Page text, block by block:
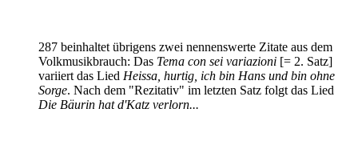
287 beinhaltet übrigens zwei nennenswerte Zitate aus dem
Volkmusikbrauch: Das Tema con sei variazioni [= 2. Satz]
variiert das Lied Heissa, hurtig, ich bin Hans und bin ohne
Sorge. Nach dem "Rezitativ" im letzten Satz folgt das Lied
Die Bäurin hat d'Katz verlorn...